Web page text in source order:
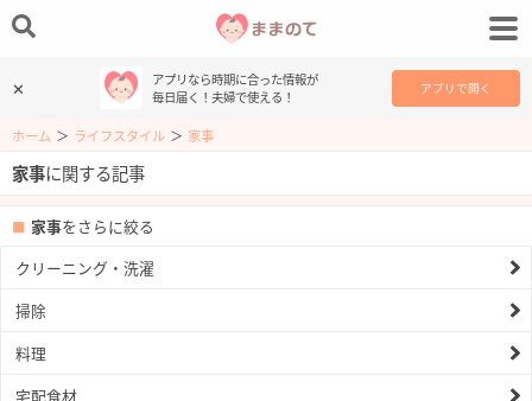
✕
アプリなら時期に合った情報が
毎日届く！夫婦で使える！
アプリで開く
ホーム ＞ ライフスタイル ＞ 家事
家事に関する記事
家事をさらに絞る
クリーニング・洗濯
掃除
料理
宅配食材